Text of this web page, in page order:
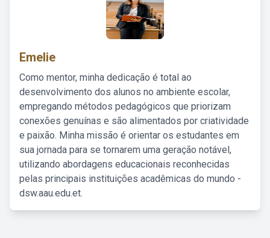
Emelie
Como mentor, minha dedicação é total ao
desenvolvimento dos alunos no ambiente escolar,
empregando métodos pedagógicos que priorizam
conexões genuínas e são alimentados por criatividade
e paixão. Minha missão é orientar os estudantes em
sua jornada para se tornarem uma geração notável,
utilizando abordagens educacionais reconhecidas
pelas principais instituições acadêmicas do mundo -
dsw.aau.edu.et.